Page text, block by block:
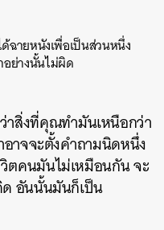
ฉายหนังเพื่อเป็นส่วนหนึ่ง
ย่างนั้นไม่ผิด
สิ่งที่คุณทำมันเหนือกว่า
อาจจะตั้งคำถามนิดหนึ่ง
ตคนมันไม่เหมือนกัน จะ
อันนั้นมันก็เป็น